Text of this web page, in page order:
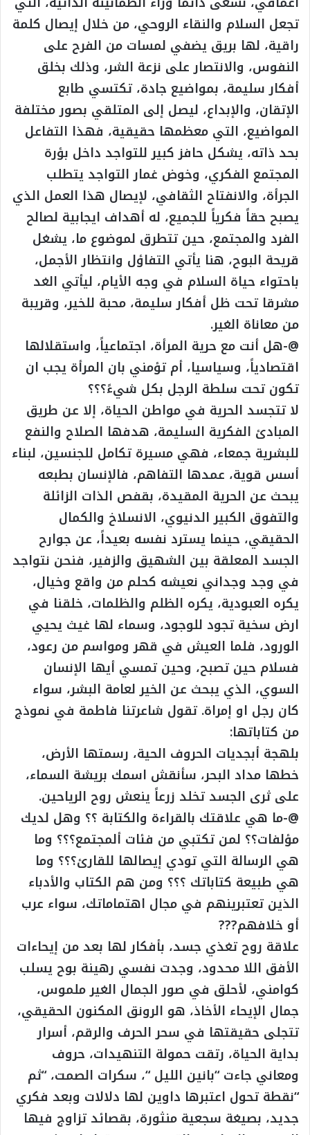
تجعل السلام والنقاء الروحي، من خلال إيصال كلمة
راقية، لها بريق يضفي لمسات من الفرح على
النفوس، والانتصار على نزعة الشر، وذلك بخلق
أفكار سليمة، بمواضيع جادة، تكتسي طابع
الإتقان، والإبداع، ليصل إلى المتلقي بصور مختلفة
المواضيع، التي معظمها حقيقية، فهذا التفاعل
بحد ذاته، يشكل حافز كبير للتواجد داخل بؤرة
المجتمع الفكري، وخوض غمار التواجد يتطلب
الجرأة، والانفتاح الثقافي، لإيصال هذا العمل الذي
يصبح حقاً فكرياً للجميع، له أهداف ايجابية لصالح
الفرد والمجتمع، حين تتطرق لموضوع ما، يشغل
قريحة البوح، هنا يأتي التفاؤل وانتظار الأجمل،
باحتواء حياة السلام في وجه الأيام، ليأتي الغد
مشرقا تحت ظل أفكار سليمة، محبة للخير، وقريبة
من معاناة الغير.
@-هل أنت مع حرية المرأة، اجتماعياً، واستقلالها
اقتصادياً، وسياسيا، أم تؤمني بان المرأة يجب ان
تكون تحت سلطة الرجل بكل شيءً؟؟؟
لا تتجسد الحرية في مواطن الحياة، إلا عن طريق
المبادئ الفكرية السليمة، هدفها الصلاح والنفع
للبشرية جمعاء، فهي مسيرة تكامل للجنسين، لبناء
أسس قوية، عمدها التفاهم، فالإنسان بطبعه
يبحث عن الحرية المقيدة، بقفص الذات الزائلة
والتفوق الكبير الدنيوي، الانسلاخ والكمال
الحقيقي، حينما يسترد نفسه بعيداً، عن جوارح
الجسد المعلقة بين الشهيق والزفير، فنحن نتواجد
في وجد وجداني نعيشه كحلم من واقع وخيال،
يكره العبودية، يكره الظلم والظلمات، خلقنا في
ارض سخية تجود للوجود، وسماء لها غيث يحيي
الورود، فلما العيش في قهر ومواسم من رعود،
فسلام حين تصبح، وحين تمسي أيها الإنسان
السوي، الذي يبحث عن الخير لعامة البشر، سواء
كان رجل او إمراة. تقول شاعرتنا فاطمة في نموذج
من كتاباتها:
بلهجة أبجديات الحروف الحية، رسمتها الأرض،
خطها مداد البحر، سأنقش اسمك بريشة السماء،
على ثرى الجسد تخلد زرعاً ينعش روح الرياحين.
@-ما هي علاقتك بالقراءة والكتابة ؟؟ وهل لديك
مؤلفات؟؟ لمن تكتبي من فئات ألمجتمع؟؟؟ وما
هي الرسالة التي تودي إيصالها للقارئ؟؟؟ وما
هي طبيعة كتاباتك ؟؟؟ ومن هم الكتاب والأدباء
الذين تعتبرينهم في مجال اهتماماتك، سواء عرب
أو خلافهم???
علاقة روح تغذي جسد، بأفكار لها بعد من إيحاءات
الأفق اللا محدود، وجدت نفسي رهينة بوح يسلب
كوامني، لأحلق في صور الجمال الغير ملموس،
جمال الإيحاء الأخاذ، هو الرونق المكنون الحقيقي،
تتجلى حقيقتها في سحر الحرف والرقم، أسرار
بداية الحياة، رتقت حمولة التنهيدات، حروف
ومعاني جاءت “بانين الليل “، سكرات الصمت، “ثم
“نقطة تحول اعتبرها داوين لها دلالات وبعد فكري
جديد، بصيغة سجعية منثورة، بقصائد تزاوج فيها